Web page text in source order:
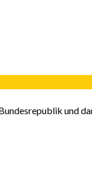
und